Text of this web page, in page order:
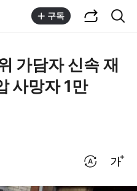
구독
가담자 신속 재
사망자 1만